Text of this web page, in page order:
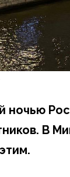
ночью
В